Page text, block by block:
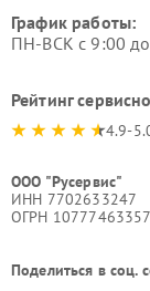
График работы:
ПН-ВСК с 9:00
Рейтинг
4.9-
ООО "Русервис"
ИНН 7702633247
ОГРН
Поделиться в соц.